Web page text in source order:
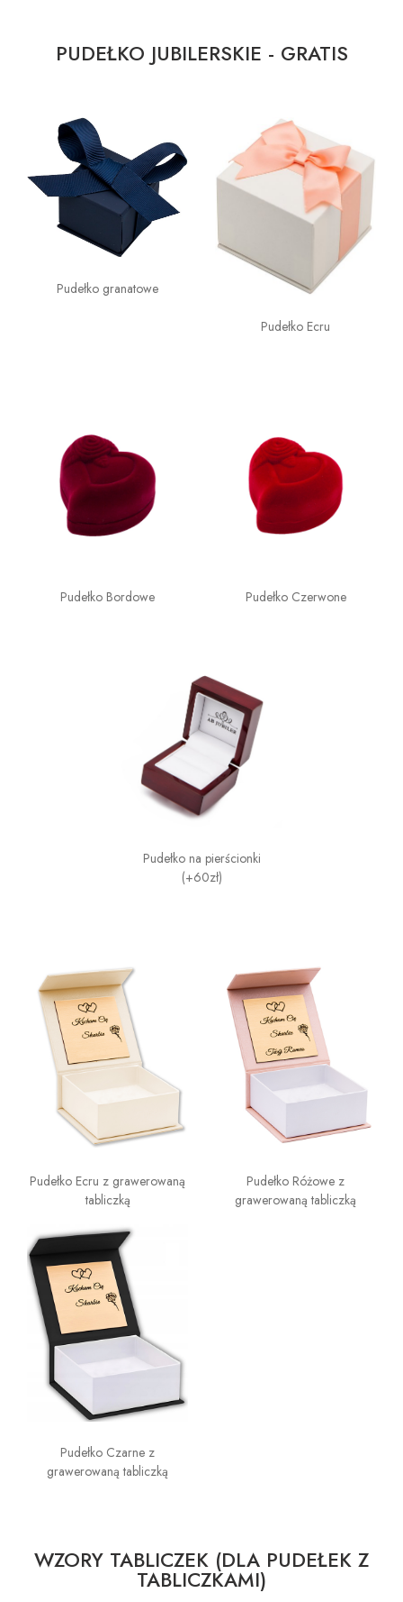
PUDEŁKO JUBILERSKIE - GRATIS
Pudełko granatowe
Pudełko Ecru
Pudełko Bordowe Pudełko Czerwone
Pudełko na pierścionki
(+60zł)
Pudełko Ecru z grawerowaną
tabliczką
Pudełko Różowe z
grawerowaną tabliczką
Pudełko Czarne z
grawerowaną tabliczką
WZORY TABLICZEK (DLA PUDEŁEK Z
TABLICZKAMI)